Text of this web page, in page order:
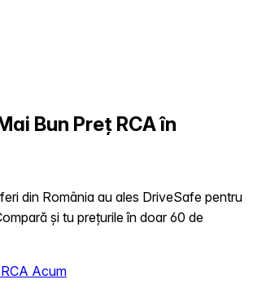
Bun Preț RCA în
din România au ales DriveSafe pentru
și tu prețurile în doar 60 de
Acum